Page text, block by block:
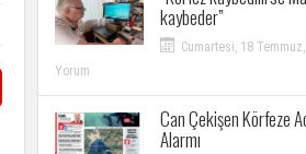
kaybeder”
Cumartesi, 18
Yorum
Can Çekişen Körfeze
Alarmı